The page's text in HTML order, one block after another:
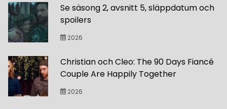
Se säsong 2, avsnitt 5, släppdatum och
spoilers
2026
Christian och Cleo: The 90 Days Fiancé
Couple Are Happily Together
2026